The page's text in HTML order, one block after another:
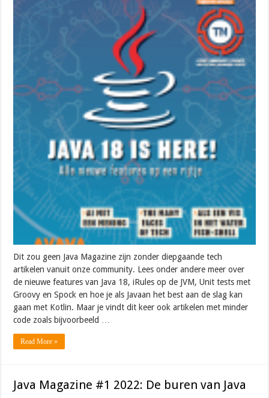
Dit zou geen Java Magazine zijn zonder diepgaande tech
artikelen vanuit onze community. Lees onder andere meer over
de nieuwe features van Java 18, iRules op de JVM, Unit tests met
Groovy en Spock en hoe je als Javaan het best aan de slag kan
gaan met Kotlin. Maar je vindt dit keer ook artikelen met minder
code zoals bijvoorbeeld …
Read More »
Java Magazine #1 2022: De buren van Java